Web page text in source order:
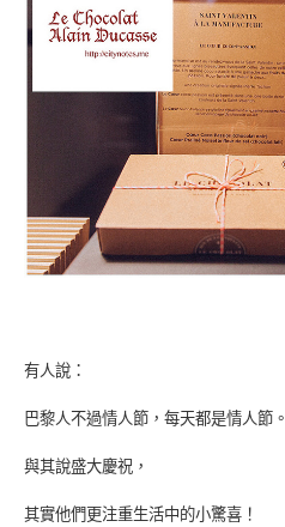
有人說：
巴黎人不過情人節，每天都是情人節。
與其說盛大慶祝，
其實他們更注重生活中的小驚喜！